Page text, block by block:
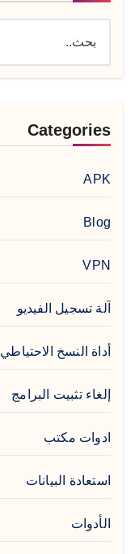
Categories
APK
Blog
VPN
آلة تسجيل الفيديو
أداة النسخ الاحتياطي
إلغاء تثبيت البرامج
ادوات مكتب
استعادة البيانات
الأدوات